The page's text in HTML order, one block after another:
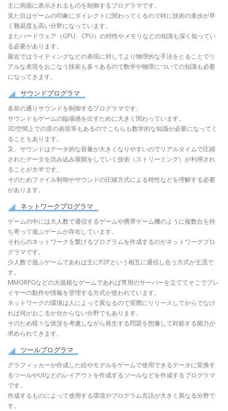
主に画面に表示されるものを制御するプログラマです。
見た目はゲームの印象にダイレクトに関わってくるので特に技術の進歩が早
く難易度も高い分野になっています。
またハードウェア（GPU、CPU）の特性やメモリなどの知識も深く知ってい
る必要があります。
最近ではライティングなどの表現に対してより物理的な手法をとることでリ
アルな表現をおこなう技術も多々あるので数学や物理についての知識も必要
になってきます。
サウンドプログラマ
名前の通りサウンドを制御するプログラマです。
サウンドもゲームの臨場感を出すために大きく関わっています。
3D空間上での音の表現等もあるのでこちらも数学的な知識が必要になってく
ることもあります。
又、サウンドはデータ的な容量が大きくなりやすいのでリアルタイムで圧縮
されたデータを読み込み展開をしていく技術（ストリーミング）が利用され
ることが大半です。
そのためファイル制御やサウンドの圧縮方式による特性などを理解する必要
があります。
ネットワークプログラマ
ゲームの中には大人数で通信するゲームや携帯ゲーム機のように複数台を持
ち寄って遊ぶゲームが存在しています。
それらのネットワークを繋げるプログラムを作成するのがネットワークプロ
グラマです。
少人数で遊ぶゲームであれば主にP2Pという相互に通信し合う方式が主流で
す。
MMORPGなどの大規模なゲームであれば専用のサーバーを立ててそこでプレ
イヤーの動作や情報を管理する方式が使われています。
ネットワークの環境は人によって異なるので実際にリリースしてからでなけ
れば何がおこるか分からない分野でもあります。
そのため様々な状況を考慮しながら発生する問題を想像して対処する能力が
求められてきます。
ツールプログラマ
グラフィッカーが作成した絵やモデルをゲームで使用できるデータに変換す
るツールやUIなどのレイアウトを作成するツールなどを作成するプログラマ
です。
作成するものによって使用する環境やプログラム言語が大きく異なる分野で
す。